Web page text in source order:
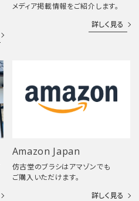
メディア掲載情報をご紹介します。
詳しく見る
Amazon Japan
仿古堂のブラシはアマゾンでも
ご購入いただけます。
詳しく見る